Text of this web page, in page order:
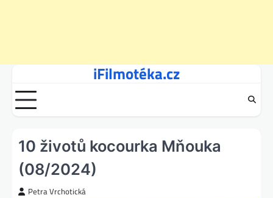
content
iFilmotéka.cz
10 životů kocourka Mňouka
(08/2024)
Petra Vrchotická